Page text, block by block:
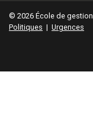
© 2026 École de
Politiques | Urgences